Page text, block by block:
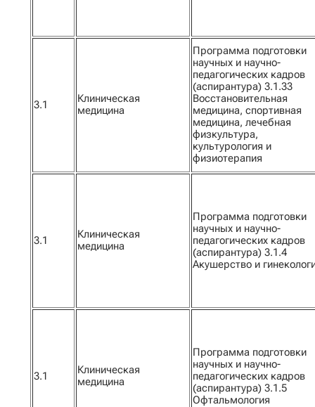
3.1
Клиническая
медицина
Программа подготовки
научных и научно-
педагогических кадров
(аспирантура) 3.1.33
Восстановительная
медицина, спортивная
медицина, лечебная
физкультура,
культурология и
физиотерапия
3.1
Клиническая
медицина
Программа подготовки
научных и научно-
педагогических кадров
(аспирантура) 3.1.4
Акушерство и
3.1
Клиническая
медицина
Программа подготовки
научных и научно-
педагогических кадров
(аспирантура) 3.1.5
Офтальмология